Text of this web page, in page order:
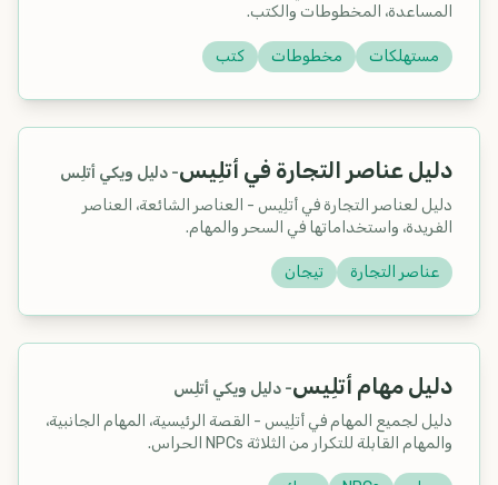
المساعدة، المخطوطات والكتب.
مستهلكات مخطوطات كتب
دليل عناصر التجارة في أتلِيس- دليل ويكي أتلِس
دليل لعناصر التجارة في أتلِيس - العناصر الشائعة، العناصر
الفريدة، واستخداماتها في السحر والمهام.
عناصر التجارة تيجان
دليل مهام أتلِيس- دليل ويكي أتلِس
دليل لجميع المهام في أتلِيس - القصة الرئيسية، المهام الجانبية،
والمهام القابلة للتكرار من الثلاثة NPCs الحراس.